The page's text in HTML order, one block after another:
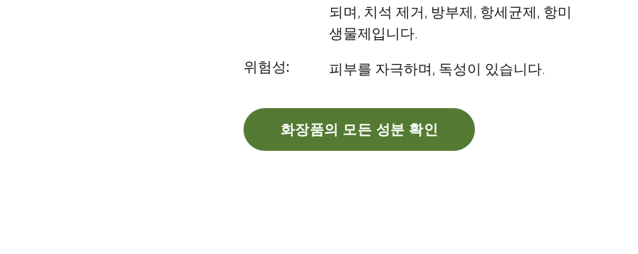
되며, 치석 제거, 방부제, 항세균제, 항미
생물제입니다.
위험성:
피부를 자극하며, 독성이 있습니다.
화장품의 모든 성분 확인